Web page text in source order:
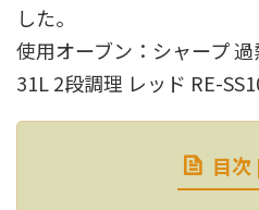
した。
使用オーブン：シャープ
31L 2段調理 レッド RE-
目次